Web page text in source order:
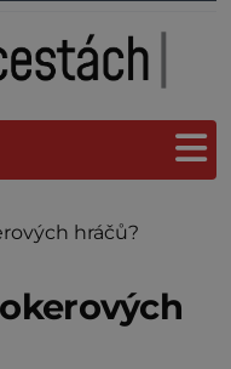
hráčů?